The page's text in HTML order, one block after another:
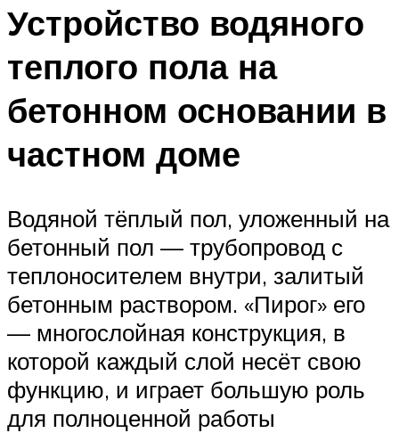
Устройство водяного
теплого пола на
бетонном основании в
частном доме
Водяной тёплый пол, уложенный на
бетонный пол — трубопровод с
теплоносителем внутри, залитый
бетонным раствором. «Пирог» его
— многослойная конструкция, в
которой каждый слой несёт свою
функцию, и играет большую роль
для полноценной работы